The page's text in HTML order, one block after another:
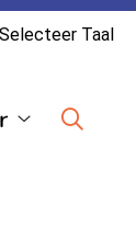
Selecteer Taal